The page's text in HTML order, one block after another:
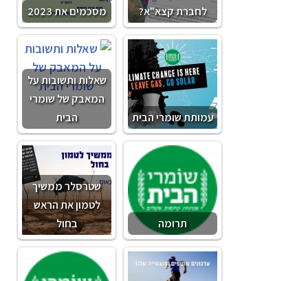
מסכמים את 2023
לחברת קצא"א?
שאלות ותשובות על
המאבק של שומרי
הבית
עמותת שומרי הבית
שטרסלר ממשיך
לטמון את הראש
בחול
תרומה